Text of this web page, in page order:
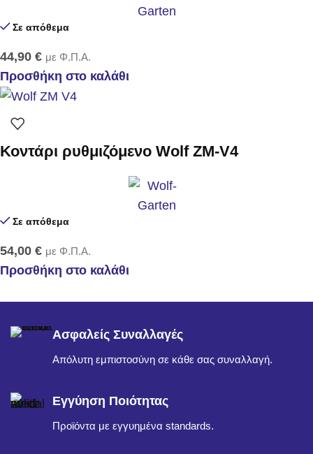
Σε απόθεμα
44,90 € με Φ.Π.Α.
Προσθήκη στο καλάθι
Κοντάρι ρυθμιζόμενο Wolf ZM-V4
Σε απόθεμα
54,00 € με Φ.Π.Α.
Προσθήκη στο καλάθι
Ασφαλείς Συναλλαγές
Απόλυτη εμπιστοσύνη σε κάθε σας συναλλαγή.
Εγγύηση Ποιότητας
Προϊόντα με εγγυημένα standards.